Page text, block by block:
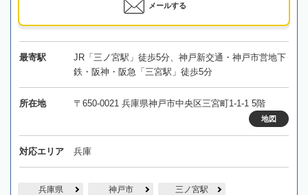
メールする
最寄駅
JR「三ノ宮駅」徒歩5分、神戸新交通・神戸市営地下
鉄・阪神・阪急「三宮駅」徒歩5分
所在地 〒650-0021 兵庫県神戸市中央区三宮町1-1-1 5階
地図
対応エリア 兵庫
兵庫県 神戸市 三ノ宮駅